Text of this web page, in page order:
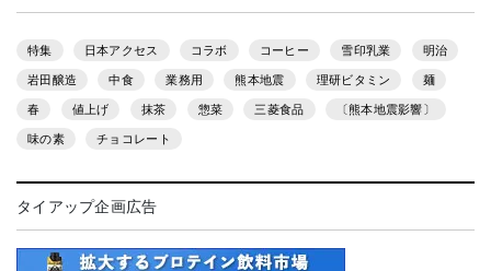
特集 日本アクセス コラボ コーヒー 雪印乳業 明治
岩田醸造 中食 業務用 熊本地震 理研ビタミン 麺
春 値上げ 抹茶 惣菜 三菱食品 〔熊本地震影響〕
味の素 チョコレート
タイアップ企画広告